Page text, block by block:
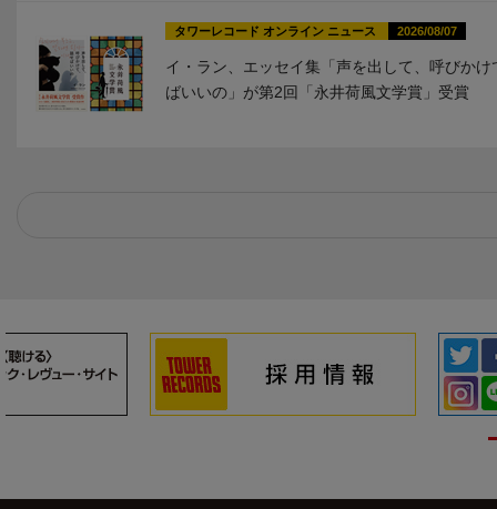
タワーレコード オンライン ニュース 2026/08/07
イ・ラン、エッセイ集「声を出して、呼びかけ
ばいいの」が第2回「永井荷風文学賞」受賞